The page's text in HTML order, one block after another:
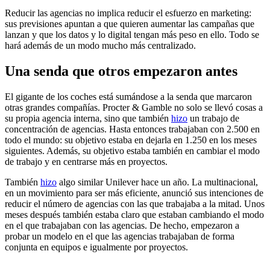
Reducir las agencias no implica reducir el esfuerzo en marketing:
sus previsiones apuntan a que quieren aumentar las campañas que
lanzan y que los datos y lo digital tengan más peso en ello. Todo se
hará además de un modo mucho más centralizado.
Una senda que otros empezaron antes
El gigante de los coches está sumándose a la senda que marcaron
otras grandes compañías. Procter & Gamble no solo se llevó cosas a
su propia agencia interna, sino que también hizo un trabajo de
concentración de agencias. Hasta entonces trabajaban con 2.500 en
todo el mundo: su objetivo estaba en dejarla en 1.250 en los meses
siguientes. Además, su objetivo estaba también en cambiar el modo
de trabajo y en centrarse más en proyectos.
También hizo algo similar Unilever hace un año. La multinacional,
en un movimiento para ser más eficiente, anunció sus intenciones de
reducir el número de agencias con las que trabajaba a la mitad. Unos
meses después también estaba claro que estaban cambiando el modo
en el que trabajaban con las agencias. De hecho, empezaron a
probar un modelo en el que las agencias trabajaban de forma
conjunta en equipos e igualmente por proyectos.